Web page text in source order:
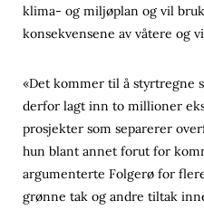
klima- og miljøplan og vil
konsekvensene av våtere og
«Det kommer til å styrtregne
derfor lagt inn to millioner
prosjekter som separerer
hun blant annet forut for
argumenterte Folgerø for
grønne tak og andre tiltak